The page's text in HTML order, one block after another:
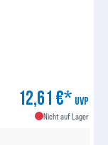
12,61 €* UVP
Nicht auf Lager